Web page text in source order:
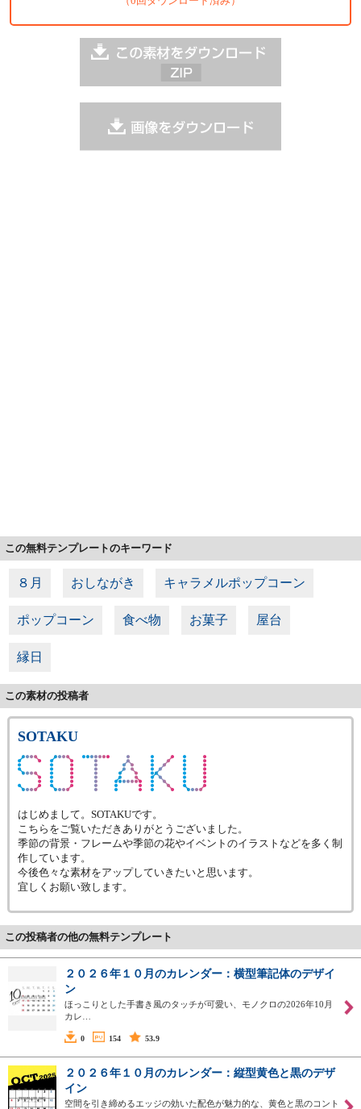
この無料テンプレートのキーワード
８月 おしながき キャラメルポップコーン
ポップコーン 食べ物 お菓子 屋台
縁日
この素材の投稿者
SOTAKU
はじめまして。SOTAKUです。
こちらをご覧いただきありがとうございました。
季節の背景・フレームや季節の花やイベントのイラストなどを多く制
作しています。
今後色々な素材をアップしていきたいと思います。
宜しくお願い致します。
この投稿者の他の無料テンプレート
２０２６年１０月のカレンダー：横型筆記体のデザイ
ン
ほっこりとした手書き風のタッチが可愛い、モノクロの2026年10月
カレ…
0 154 53.9
２０２６年１０月のカレンダー：縦型黄色と黒のデザ
イン
空間を引き締めるエッジの効いた配色が魅力的な、黄色と黒のコント